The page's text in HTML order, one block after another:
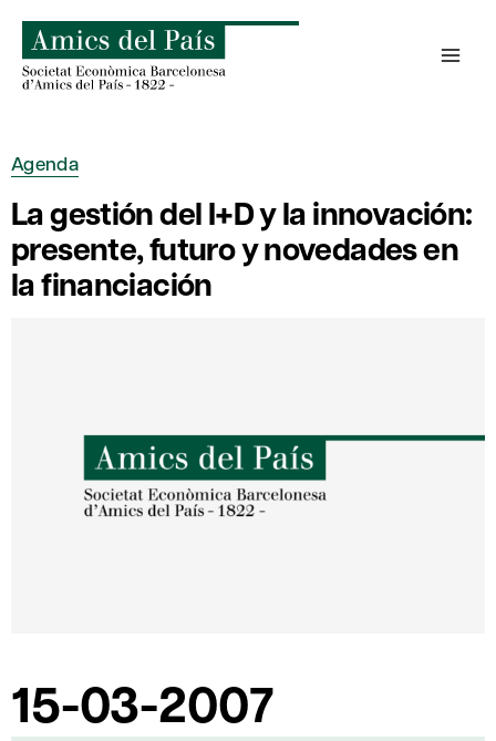
contenido
Agenda
La gestión del I+D y la innovación:
presente, futuro y novedades en
la financiación
15-03-2007